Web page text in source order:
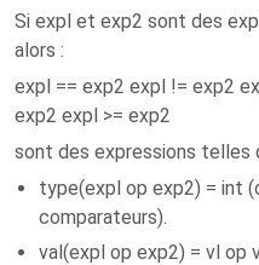
Si expl et exp2 sont des
alors :
expl == exp2 expl != exp2
exp2 expl >= exp2
sont des expressions telles
type(expl op exp2) = int
comparateurs).
val(expl op exp2) = vl op